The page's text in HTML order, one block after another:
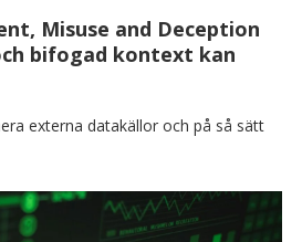
Misuse and Deception
bifogad kontext kan
externa datakällor och på så sätt